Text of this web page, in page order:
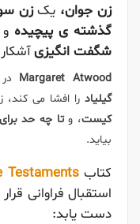
زن جوان، یکزن
گذشته ی پیچیده
شگفت انگیزی
Margaret Atwood در
گیلیادرا افشا می کند،
کیست، وتا چه حد
بیاید.
کتابTestaments
استقبال فراوانی
دست یابد: